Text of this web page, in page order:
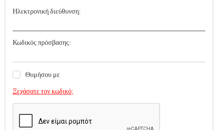
Ηλεκτρονική διεύθυνση:
Κωδικός πρόσβασης:
Θυμήσου με
Ξεχάσατε τον κωδικό;